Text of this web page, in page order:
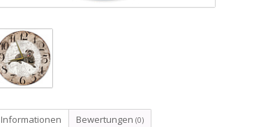
Informationen Bewertungen (0)